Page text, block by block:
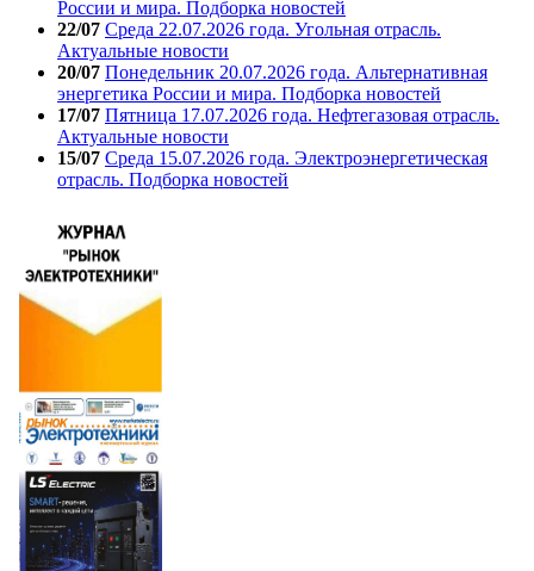
России и мира. Подборка новостей
22/07 Среда 22.07.2026 года. Угольная отрасль.
Актуальные новости
20/07 Понедельник 20.07.2026 года. Альтернативная
энергетика России и мира. Подборка новостей
17/07 Пятница 17.07.2026 года. Нефтегазовая отрасль.
Актуальные новости
15/07 Среда 15.07.2026 года. Электроэнергетическая
отрасль. Подборка новостей